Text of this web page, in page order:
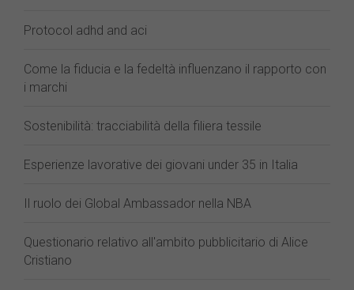
Protocol adhd and aci
Come la fiducia e la fedeltà influenzano il rapporto con
i marchi
Sostenibilità: tracciabilità della filiera tessile
Esperienze lavorative dei giovani under 35 in Italia
Il ruolo dei Global Ambassador nella NBA
Questionario relativo all'ambito pubblicitario di Alice
Cristiano